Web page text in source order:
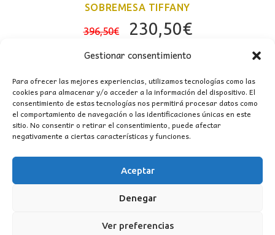
Gestionar consentimiento
Para ofrecer las mejores experiencias, utilizamos tecnologías como las
cookies para almacenar y/o acceder a la información del dispositivo. El
consentimiento de estas tecnologías nos permitirá procesar datos como
el comportamiento de navegación o las identificaciones únicas en este
sitio. No consentir o retirar el consentimiento, puede afectar
negativamente a ciertas características y funciones.
Aceptar
Denegar
Ver preferencias
SOBREMESA TIFFANY
396,50€
El
original
era:
396,50€.
230,50€El
es:
230,50€.